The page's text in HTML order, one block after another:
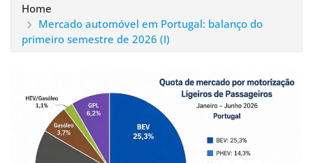
Home
Mercado automóvel em Portugal: balanço do
primeiro semestre de 2026 (I)